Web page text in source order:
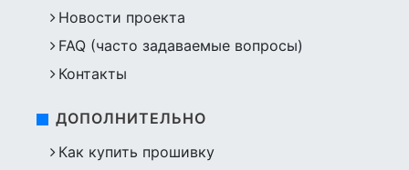
Новости проекта
FAQ (часто задаваемые вопросы)
Контакты
ДОПОЛНИТЕЛЬНО
Как купить прошивку